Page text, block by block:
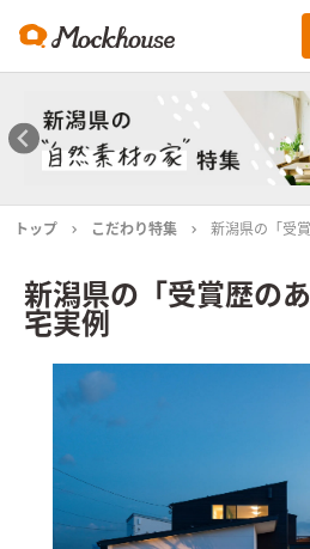
トップ こだわり特集 新潟県の「受
新潟県の「受賞歴の
宅実例